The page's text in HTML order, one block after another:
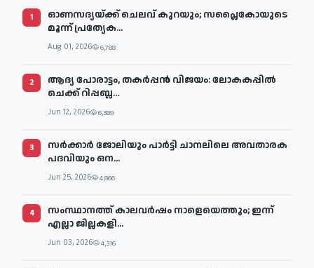
1
ഓണസദ്യയ്ക്ക് ചെലവ് കുറയും; സപ്ലൈകോയുടെ
മൂന്ന് പ്രത്യേക...
Aug 01, 2026 6,788
2
ആദ്യ പോരാട്ടം, തകർപ്പൻ വിജയം: ലോകകപ്പിൽ
ചെക്ക് റിപ്പബ്ല...
Jun 12, 2026 6,389
3
സര്‍ക്കാര്‍ ജോലിയും പാര്‍ട്ടി ചാനലിലെ അവതാരക
പദവിയും ഒന...
Jun 25, 2026 4,866
4
സംസ്ഥാനത്ത് കാലവര്‍ഷം നാളെയെത്തും; ഇന്ന്
എല്ലാ ജില്ലകളി...
Jun 03, 2026 4,316